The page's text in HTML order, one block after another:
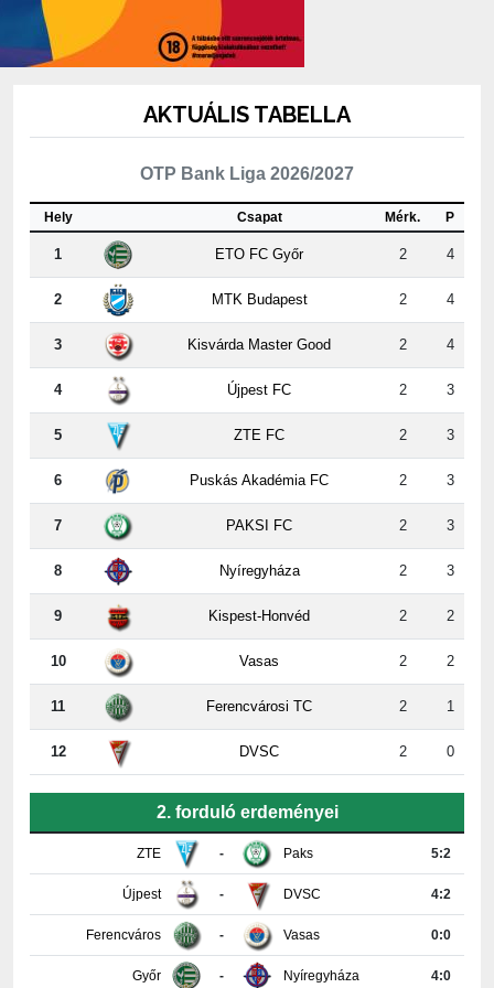
AKTUÁLIS TABELLA
OTP Bank Liga 2026/2027
Hely Csapat Mérk. P
1 ETO FC Győr 2 4
2 MTK Budapest 2 4
3 Kisvárda Master Good 2 4
4 Újpest FC 2 3
5 ZTE FC 2 3
6 Puskás Akadémia FC 2 3
7 PAKSI FC 2 3
8 Nyíregyháza 2 3
9 Kispest-Honvéd 2 2
10 Vasas 2 2
11 Ferencvárosi TC 2 1
12 DVSC 2 0
2. forduló erdeményei
ZTE - Paks 5:2
Újpest - DVSC 4:2
Ferencváros - Vasas 0:0
Győr - Nyíregyháza 4:0